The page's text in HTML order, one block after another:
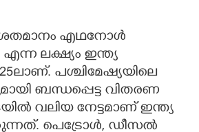
ശതമാനം എഥനോൾ
എന്ന ലക്ഷ്യം ഇന്ത്യ
പശ്ചിമേഷ്യയിലെ
ബന്ധപ്പെട്ട വിതരണ
വലിയ നേട്ടമാണ് ഇന്ത്യ
പെട്രോൾ, ഡീസൽ